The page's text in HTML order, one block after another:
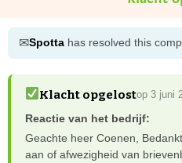
✉Spotta has resolved this
Klacht opgelostop 3 juni
Reactie van het bedrijf:
Geachte heer Coenen,
aan of afwezigheid van